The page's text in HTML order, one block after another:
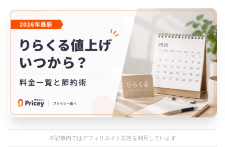
本記事内ではアフィリエイト広告を利用しています